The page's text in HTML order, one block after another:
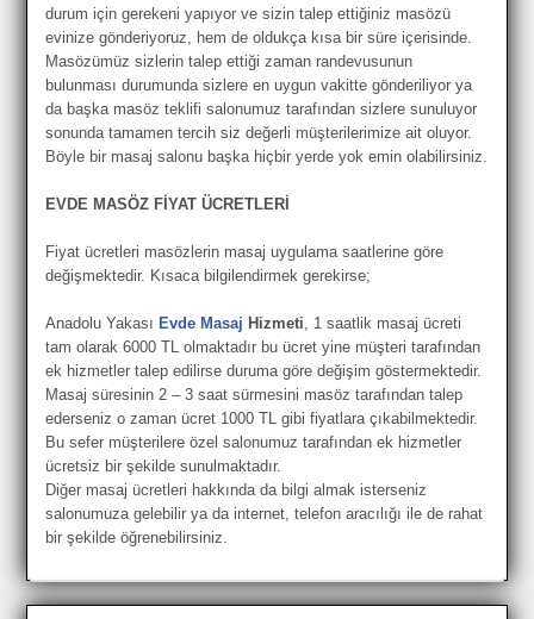
durum için gerekeni yapıyor ve sizin talep ettiğiniz masözü
evinize gönderiyoruz, hem de oldukça kısa bir süre içerisinde.
Masözümüz sizlerin talep ettiği zaman randevusunun
bulunması durumunda sizlere en uygun vakitte gönderiliyor ya
da başka masöz teklifi salonumuz tarafından sizlere sunuluyor
sonunda tamamen tercih siz değerli müşterilerimize ait oluyor.
Böyle bir masaj salonu başka hiçbir yerde yok emin olabilirsiniz.
EVDE MASÖZ FİYAT ÜCRETLERİ
Fiyat ücretleri masözlerin masaj uygulama saatlerine göre
değişmektedir. Kısaca bilgilendirmek gerekirse;
Anadolu YakasıEvde Masaj Hizmeti , 1 saatlik masaj ücreti
tam olarak 6000 TL olmaktadır bu ücret yine müşteri tarafından
ek hizmetler talep edilirse duruma göre değişim göstermektedir.
Masaj süresinin 2 – 3 saat sürmesini masöz tarafından talep
ederseniz o zaman ücret 1000 TL gibi fiyatlara çıkabilmektedir.
Bu sefer müşterilere özel salonumuz tarafından ek hizmetler
ücretsiz bir şekilde sunulmaktadır.
Diğer masaj ücretleri hakkında da bilgi almak isterseniz
salonumuza gelebilir ya da internet, telefon aracılığı ile de rahat
bir şekilde öğrenebilirsiniz.